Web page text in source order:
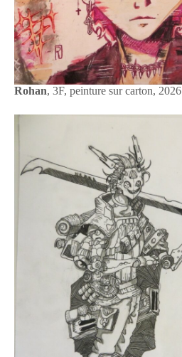
Rohan, 3F, peinture sur carton, 2026